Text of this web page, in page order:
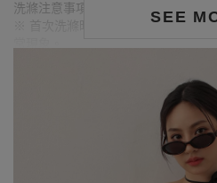
SEE
洗滌注意事項：
※ 首次洗滌時，深色／飽和色系布
※ 請與淺色衣物分開洗滌，避免互
※ 穿搭時亦建議避免與淺色配件、
摩擦或潮濕造成染色的可能性。
※ 顏色請參考單品圖片較為接近，
設定差異略有不同，請以實際商品顏